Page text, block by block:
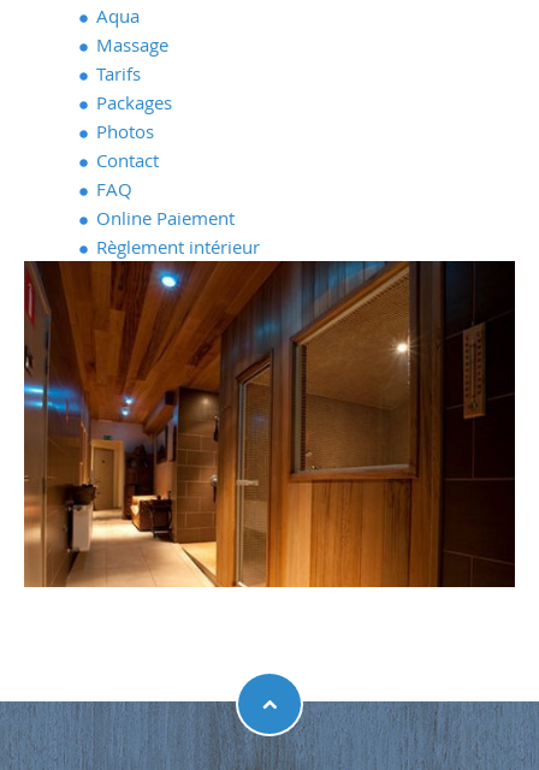
Aqua
Massage
Tarifs
Packages
Photos
Contact
FAQ
Online Paiement
Règlement intérieur